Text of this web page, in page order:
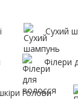
Сухий
Філери
голови